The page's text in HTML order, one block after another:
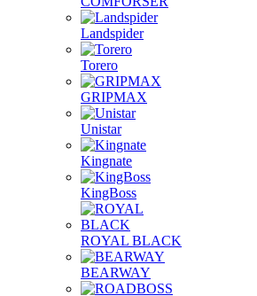
Landspider
Torero
GRIPMAX
Unistar
Kingnate
KingBoss
ROYAL BLACK
BEARWAY